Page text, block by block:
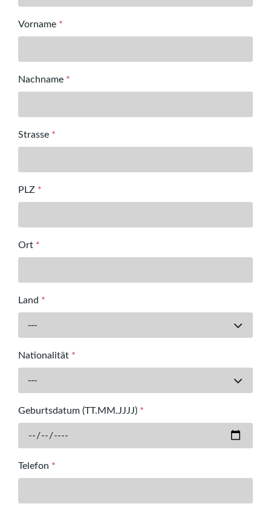
Vorname *
Nachname *
Strasse *
PLZ *
Ort *
Land *
---
Nationalität *
---
Geburtsdatum (TT.MM.JJJJ) *
Telefon *